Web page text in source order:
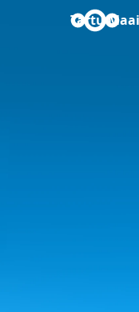
Tartu